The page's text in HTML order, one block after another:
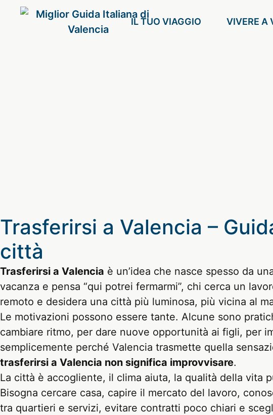
IL TUO VIAGGIO VIVERE A
Trasferirsi a Valencia –
città
Trasferirsi a Valencia è un’idea che nasce spesso da
vacanza e pensa “qui potrei fermarmi”, chi cerca un
remoto e desidera una città più luminosa, più vicina al
Le motivazioni possono essere tante. Alcune sono
cambiare ritmo, per dare nuove opportunità ai figli, per
semplicemente perché Valencia trasmette quella
trasferirsi a Valencia non significa improvvisare.
La città è accogliente, il clima aiuta, la qualità della vita
Bisogna cercare casa, capire il mercato del lavoro,
tra quartieri e servizi, evitare contratti poco chiari e